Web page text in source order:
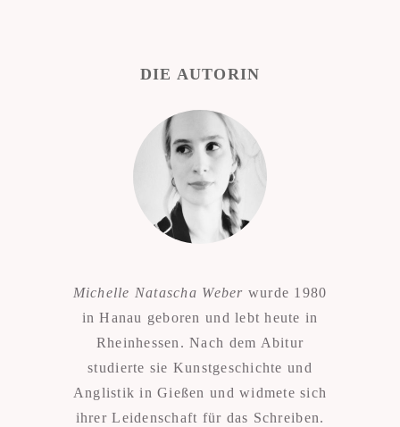
DIE AUTORIN
Michelle Natascha Weber wurde 1980
in Hanau geboren und lebt heute in
Rheinhessen. Nach dem Abitur
studierte sie Kunstgeschichte und
Anglistik in Gießen und widmete sich
ihrer Leidenschaft für das Schreiben.